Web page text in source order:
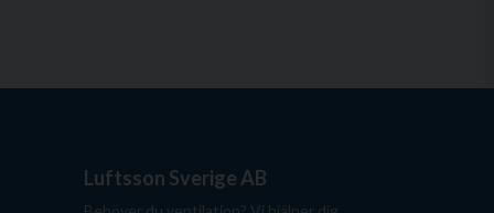
Luftsson Sverige AB